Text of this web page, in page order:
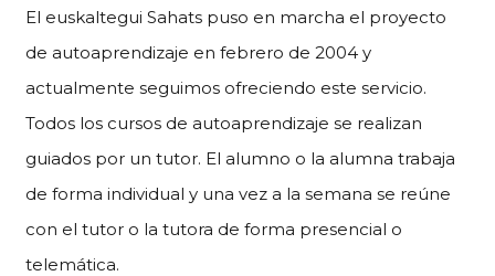
El euskaltegui Sahats puso en marcha el proyecto
de autoaprendizaje en febrero de 2004 y
actualmente seguimos ofreciendo este servicio.
Todos los cursos de autoaprendizaje se realizan
guiados por un tutor. El alumno o la alumna trabaja
de forma individual y una vez a la semana se reúne
con el tutor o la tutora de forma presencial o
telemática.